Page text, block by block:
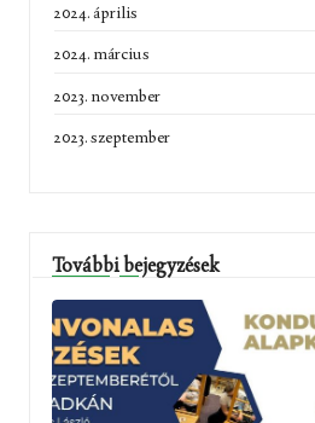
2024. április
2024. március
2023. november
2023. szeptember
További bejegyzések